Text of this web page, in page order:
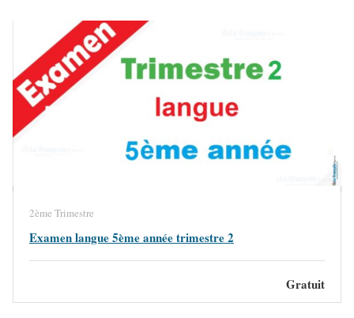
2ème Trimestre
Examen langue 5ème année trimestre 2
Gratuit